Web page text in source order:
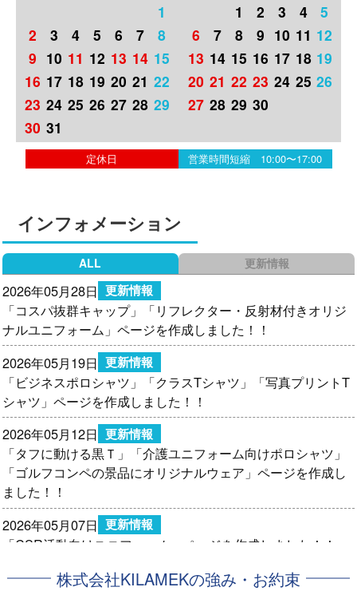
1
2
3 4 5 6 7
8
9 10 11 12 13 14 15
16 17 18 19 20 21 22
23 24 25 26 27 28 29
30 31
1 2 3 4
5
6
7 8 9 10 11 12
13 14 15 16 17 18 19
20 21 22 23 24 25 26
27 28 29 30
定休日 営業時間短縮 10:00〜17:00
インフォメーション
ALL 更新情報
2026年05月28日 更新情報
「コスパ抜群キャップ」
「リフレクター・反射材付きオリジ
ナルユニフォーム」 ページを作成しました！！
2026年05月19日 更新情報
「ビジネスポロシャツ」 「クラスTシャツ」
「写真プリントT
シャツ」 ページを作成しました！！
2026年05月12日 更新情報
「タフに動ける黒Ｔ」
「介護ユニフォーム向けポロシャツ」
「ゴルフコンペの景品にオリジナルウェア」 ページを作成し
ました！！
2026年05月07日 更新情報
「CSR活動向けユニフォーム」
ページを作成しました！！
2026年05月01日 更新情報
株式会社KILAMEKの強み・お約束